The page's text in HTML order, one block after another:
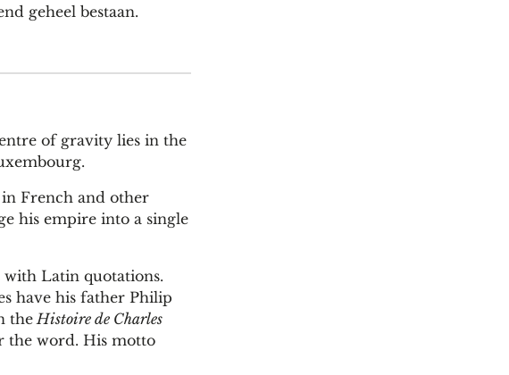
geheel bestaan.
of gravity lies in the
French and other
his empire into a single
with Latin quotations.
have his father Philip
the Histoire de Charles
the word. His motto